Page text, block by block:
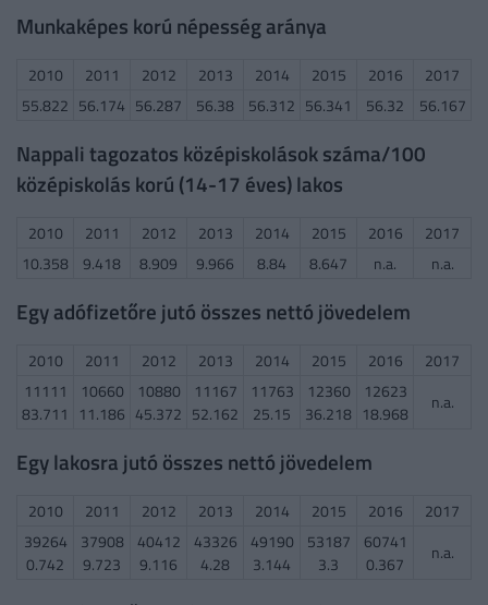
Munkaképes korú népesség aránya
2010 2011 2012 2013 2014 2015 2016
2017
55.822 56.174 56.287 56.38 56.312 56.341 56.32 56.167
Nappali tagozatos középiskolások száma/100
középiskolás korú (14-17 éves) lakos
2010 2011 2012 2013 2014 2015 2016
2017
10.358
9.418 8.909 9.966 8.84 8.647 n.a. n.a.
Egy adófizetőre jutó összes nettó jövedelem
2010 2011 2012 2013 2014 2015 2016
2017
11111
83.711
10660
11.186
10880
45.372
11167
52.162
11763
25.15
12360
36.218
12623
18.968
n.a.
Egy lakosra jutó összes nettó jövedelem
2010 2011 2012 2013 2014 2015 2016
2017
39264
0.742
37908
9.723
40412
9.116
43326
4.28
49190
3.144
53187
3.3
60741
0.367
n.a.